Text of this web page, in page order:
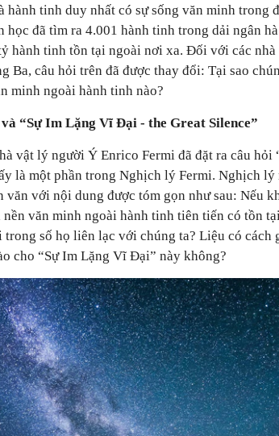
hành tinh duy nhất có sự sống văn minh trong
học đã tìm ra 4.001 hành tinh trong dải ngân
hành tinh tồn tại ngoài nơi xa. Đối với các
Ba, câu hỏi trên đã được thay đổi: Tại sao
minh ngoài hành tinh nào?
“Sự Im Lặng Vĩ Đại - the Great Silence”
vật lý người Ý Enrico Fermi đã đặt ra câu hỏi
là một phần trong Nghịch lý Fermi. Nghịch lý
văn với nội dung được tóm gọn như sau: Nếu
văn minh ngoài hành tinh tiên tiến có tồn
trong số họ liên lạc với chúng ta? Liệu có cách
cho “Sự Im Lặng Vĩ Đại” này không?